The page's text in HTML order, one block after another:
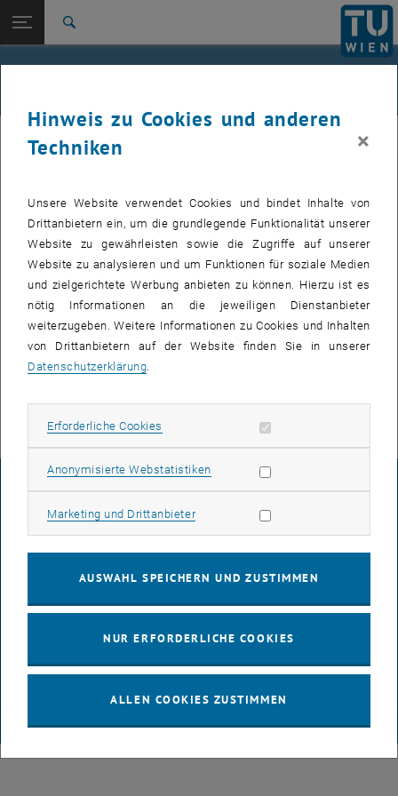
TU Login
Studium
International
Zur 1. Menü Ebene
femTUme
Zurück: Subseiten von femTUme auflisten
Zurück zur letzten Ebene:
femTUme
Jour fixe
femTUme
VERANSTALTUNGEN VOM 21. JULI 2026
Stammtisch 04.08.
04
AUG. 26
04 August 2026 bis
–
ANDERE tba, 1060 Wien
© TU Wien# 65814
IMPRESSUM
BARRIEREFREIHEITSERKLÄRUNG
DATENSCHUTZERKLÄRUNG (PDF)
COOKIEEINSTELLUNGEN
Hinweis zu Cookies und anderen
Techniken
×
Unsere Website verwendet Cookies und bindet Inhalte von
Drittanbietern ein, um die grundlegende Funktionalität unserer
Website zu gewährleisten sowie die Zugriffe auf unserer
Website zu analysieren und um Funktionen für soziale Medien
und zielgerichtete Werbung anbieten zu können. Hierzu ist es
nötig Informationen an die jeweiligen Dienstanbieter
weiterzugeben. Weitere Informationen zu Cookies und Inhalten
von Drittanbietern auf der Website finden Sie in unserer
Datenschutzerklärung.
Erforderliche Cookies Erforderliche Cookies zulassen
Anonymisierte WebstatistikenStatistik Cookies zulassen
Marketing und DrittanbieterMarketing Cookies zulassen
AUSWAHL SPEICHERN UND ZUSTIMMEN
NUR ERFORDERLICHE COOKIES
ALLEN COOKIES ZUSTIMMEN